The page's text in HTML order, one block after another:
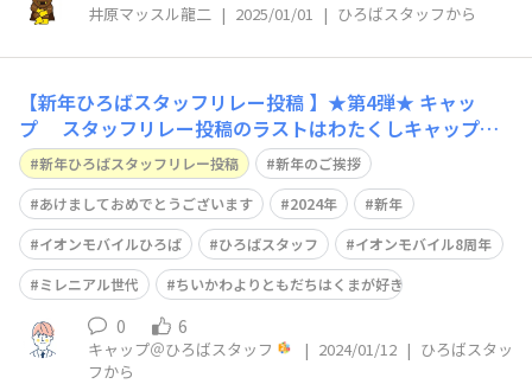
井原マッスル龍二 | 2025/01/01 | ひろばスタッフから
【新年ひろばスタッフリレー投稿 】★第4弾★ キャッ
プ スタッフリレー投稿のラストはわたくしキャップが
締め括りさせていただきます。 このたびの能登半島地震
より被害を受けられました皆さまに、心よりお見舞い申し
上げます。 一日も早く復興がなされますことを心よりお
祈り申し上げます。 みなさま新年
新年ひろばスタッフリレー投稿
新年のご挨拶
あけましておめでとうございます
2024年
新年
イオンモバイルひろば
ひろばスタッフ
イオンモバイル8周年
ミレニアル世代
ちいかわよりともだちはくまが好き
0 6
キャップ＠ひろばスタッフ | 2024/01/12 | ひろばスタッ
フから